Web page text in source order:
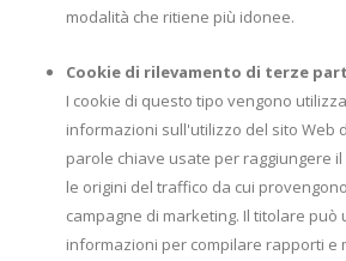
modalità che ritiene più idonee.
Cookie di rilevamento di terze
I cookie di questo tipo vengono
informazioni sull'utilizzo del sito Web
parole chiave usate per raggiungere il
le origini del traffico da cui
campagne di marketing. Il titolare può
informazioni per compilare rapporti e